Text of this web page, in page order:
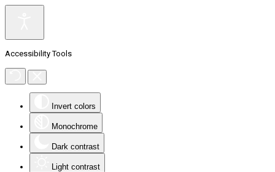
Accessibility Tools
Invert colors
Monochrome
Dark contrast
Light contrast